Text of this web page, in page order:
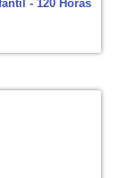
- 120 Horas